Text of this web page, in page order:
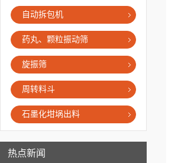
自动拆包机
药丸、颗粒振动筛
旋振筛
周转料斗
石墨化坩埚出料
热点新闻